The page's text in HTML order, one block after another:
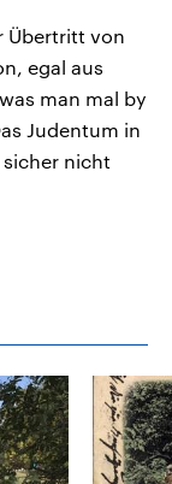
Übertritt von
egal aus
man mal by
Judentum in
sicher nicht